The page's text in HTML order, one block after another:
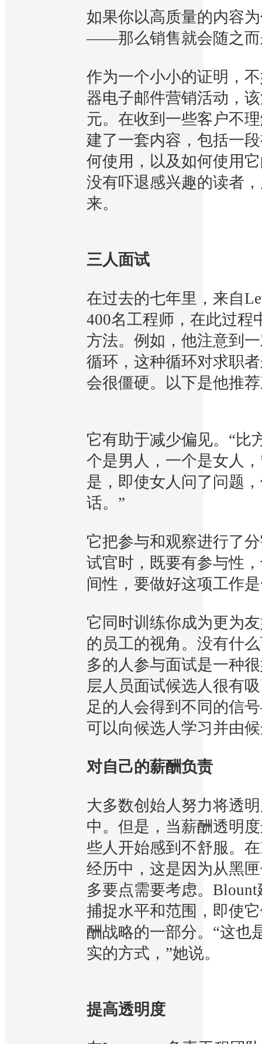
如果你以高质量的内容
——那么销售就会随之而
作为一个小小的证明，
器电子邮件营销活动，
元。在收到一些客户不
建了一套内容，包括一
何使用，以及如何使用
没有吓退感兴趣的读者
来。
三人面试
在过去的七年里，来自
400名工程师，在此过程
方法。例如，他注意到
循环，这种循环对求职
会很僵硬。以下是他推
它有助于减少偏见。“比
个是男人，一个是女人
是，即使女人问了问题
话。”
它把参与和观察进行了
试官时，既要有参与性
间性，要做好这项工作
它同时训练你成为更为
的员工的视角。没有什
多的人参与面试是一种
层人员面试候选人很有
足的人会得到不同的信
可以向候选人学习并由
对自己的薪酬负责
大多数创始人努力将透
中。但是，当薪酬透明
些人开始感到不舒服。
经历中，这是因为从黑
多要点需要考虑。
捕捉水平和范围，即使
酬战略的一部分。“这也
实的方式，”她说。
提高透明度